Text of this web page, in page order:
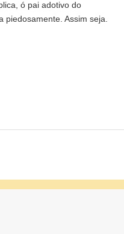
ó pai adotivo do
piedosamente. Assim seja.